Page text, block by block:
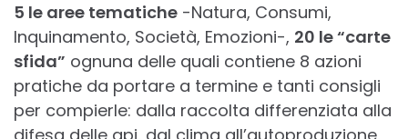
5 le aree tematiche -Natura, Consumi,
Inquinamento, Società, Emozioni-, 20 le “carte
sfida” ognuna delle quali contiene 8 azioni
pratiche da portare a termine e tanti consigli
per compierle: dalla raccolta differenziata alla